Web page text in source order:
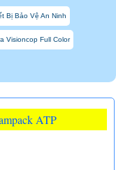
Bị Bảo Vệ An Ninh
Visioncop Full Color
ATP